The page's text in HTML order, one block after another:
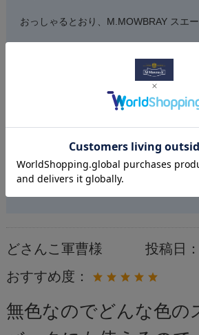
おっしゃるとおり、M.MOWBRAY スエ
フレッシュで防水を機能を高めることで
ただけるスエード靴としてご利用できま
今後とも当社製品をご愛顧いただけます
どさんこ軍曹様 投稿日：
おすすめ度：
無色なのでどんな色の